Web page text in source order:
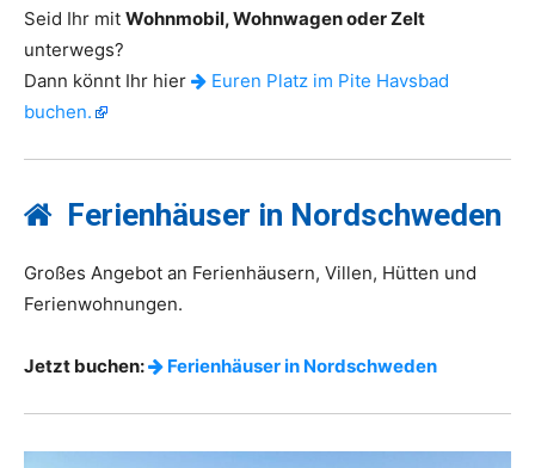
Seid Ihr mit Wohnmobil, Wohnwagen oder Zelt
unterwegs?
Dann könnt Ihr hier
Euren Platz im Pite Havsbad
buchen.
Ferienhäuser in Nordschweden
Großes Angebot an Ferienhäusern, Villen, Hütten und
Ferienwohnungen.
Jetzt buchen: Ferienhäuser in Nordschweden